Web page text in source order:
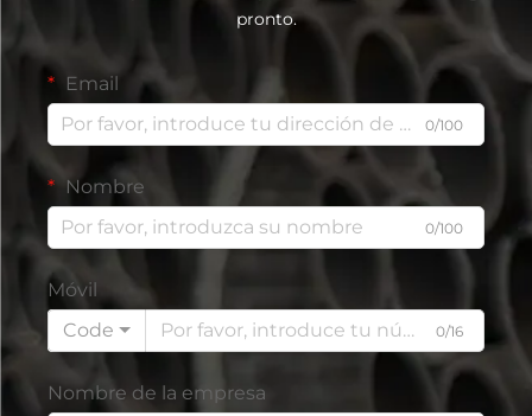
pronto.
Email
0/100
Nombre
0/100
Móvil
Code
0/16
Nombre de la empresa